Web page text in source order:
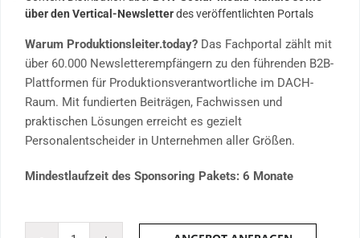
über den Vertical-Newsletterdes veröffentlichten Portals
Warum Produktionsleiter.today? Das Fachportal zählt mit
über 60.000 Newsletterempfängern zu den führenden B2B-
Plattformen für Produktionsverantwortliche im DACH-
Raum. Mit fundierten Beiträgen, Fachwissen und
praktischen Lösungen erreicht es gezielt
Personalentscheider in Unternehmen aller Größen.
Mindestlaufzeit des Sponsoring Pakets: 6 Monate